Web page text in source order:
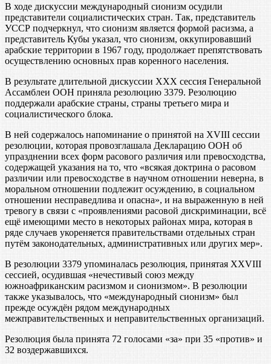
В ходе дискуссии международный сионизм осудили
представители социалистических стран. Так, представитель
УССР подчеркнул, что сионизм является формой расизма, а
представитель Кубы указал, что сионизм, оккупировавший
арабские территории в 1967 году, продолжает препятствовать
осуществлению основных прав коренного населения.
В результате длительной дискуссии XXX сессия Генеральной
Ассамблеи ООН приняла резолюцию 3379. Резолюцию
поддержали арабские страны, страны третьего мира и
социалистического блока.
В ней содержалось напоминание о принятой на XVIII сессии
резолюции, которая провозглашала Декларацию ООН об
упразднении всех форм расового различия или превосходства,
содержащей указания на то, что «всякая доктрина о расовом
различии или превосходстве в научном отношении неверна, в
моральном отношении подлежит осуждению, в социальном
отношении несправедлива и опасна», и на выраженную в ней
тревогу в связи с «проявлениями расовой дискриминации, всё
ещё имеющими место в некоторых районах мира, которая в
ряде случаев укореняется правительствами отдельных стран
путём законодательных, административных или других мер».
В резолюции 3379 упоминалась резолюция, принятая XXVIII
сессией, осудившая «нечестивый союз между
южноафриканским расизмом и сионизмом». В резолюции
также указывалось, что «международный сионизм» был
прежде осуждён рядом международных
межправительственных и неправительственных организаций.
Резолюция была принята 72 голосами «за» при 35 «против» и
32 воздержавшихся.